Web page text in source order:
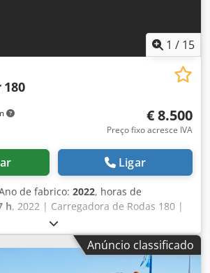
1 / 15
180
€ 8.500
Preço fixo acresce IVA
Ligar
de fabrico: 2022, horas de
h, 2022 | Carregadora de Rodas 180 |
Usada | 47 horas 📍Localização:
no seu destino – Utilize a
frete para estimar os custos de
agora por 8500 EUR ou faça uma
Anúncio classificado